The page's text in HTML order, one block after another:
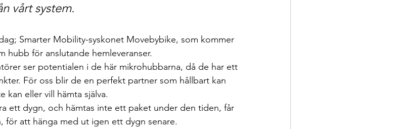
vårt system.
Smarter Mobility-syskonet Movebybike, som kommer
hubb för anslutande hemleveranser.
ser potentialen i de här mikrohubbarna, då de har ett
För oss blir de en perfekt partner som hållbart kan
kan eller vill hämta själva.
ett dygn, och hämtas inte ett paket under den tiden, får
för att hänga med ut igen ett dygn senare.